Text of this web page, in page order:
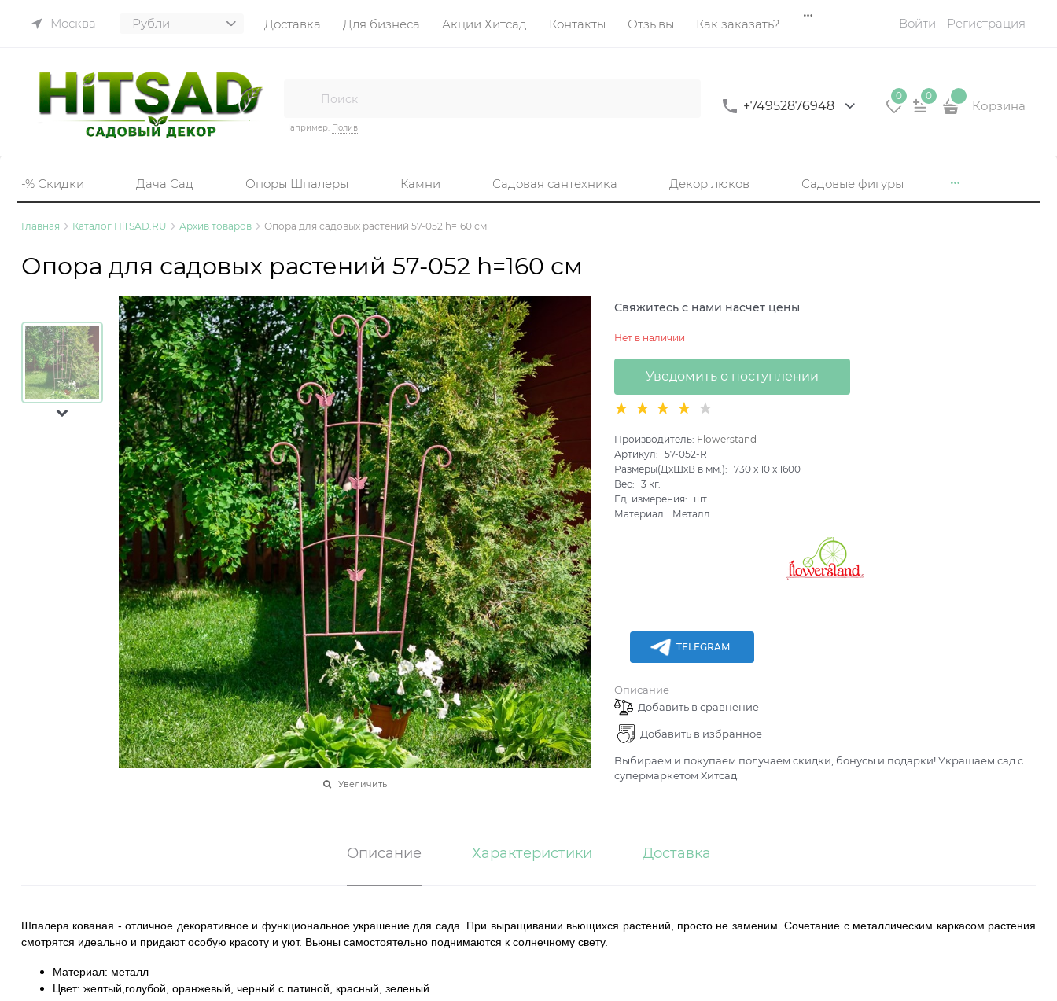
Москва Доставка Для бизнеса Акции Хитсад Контакты Отзывы Как заказать? Войти Регистрация
Например: Полив
+74952876948
0 0
Корзина
-% Скидки Дача Сад Опоры Шпалеры Камни Садовая сантехника Декор люков Садовые фигуры
Главная Каталог HiTSAD.RU Архив товаров Опора для садовых растений 57-052 h=160 см
Опора для садовых растений 57-052 h=160 см
Увеличить
Свяжитесь с нами насчет цены
Нет в наличии
Уведомить о поступлении
Производитель: Flowerstand
Артикул:
57-052-R
Размеры(ДхШхВ в мм.):
730 x10 x1600
Вес:
3 кг.
Ед. измерения:
шт
Материал:
Металл
TELEGRAM
Описание
Добавить в сравнение
Добавить в избранное
Выбираем и покупаем получаем скидки, бонусы и подарки! Украшаем сад с
супермаркетом Хитсад.
Описание Характеристики Доставка
Шпалера кованая - отличное декоративное и функциональное украшение для сада. При выращивании вьющихся растений, просто не заменим. Сочетание с металлическим каркасом растения
смотрятся идеально и придают особую красоту и уют. Вьюны самостоятельно поднимаются к солнечному свету.
Материал: металл
Цвет: желтый,голубой, оранжевый, черный с патиной, красный, зеленый.